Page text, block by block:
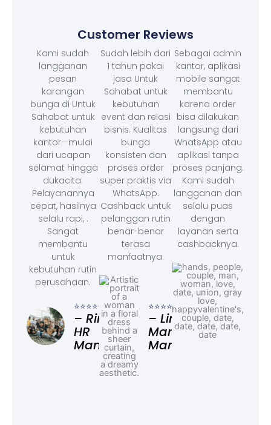
Customer Reviews
Kami sudah
langganan
pesan
karangan
bunga di Untuk
Sahabat untuk
kebutuhan
kantor—mulai
dari ucapan
selamat hingga
dukacita.
Pelayanannya
cepat, hasilnya
selalu rapi, .
Sangat
membantu
untuk
kebutuhan rutin
perusahaan.
⭐⭐⭐⭐⭐
– Rina,
HR
Manager
Sudah lebih dari
1 tahun pakai
jasa Untuk
Sahabat untuk
kebutuhan
event dan relasi
bisnis. Kualitas
bunga
konsisten dan
proses order
super praktis via
WhatsApp.
Cashback untuk
pelanggan rutin
benar-benar
terasa
manfaatnya.
⭐⭐⭐⭐⭐
– Linda,
Marketing
Manager
Sebagai admin
kantor, aplikasi
mobile sangat
membantu
karena order
bisa dilakukan
langsung dari
WhatsApp atau
aplikasi tanpa
proses panjang.
Kami sudah
langganan dan
selalu puas
dengan
layanan serta
cashbacknya.